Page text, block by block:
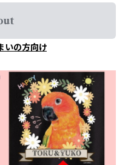
いの方向け